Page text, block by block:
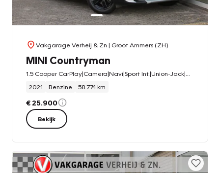
Vakgarage Verheij & Zn | Groot Ammers (ZH)
MINI Countryman
2021
Benzine 58.774 km
€ 25.900
Bekijk